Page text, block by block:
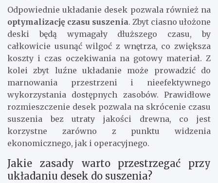
Odpowiednie układanie desek pozwala również na
optymalizację czasu suszenia. Zbyt ciasno ułożone
deski będą wymagały dłuższego czasu, by
całkowicie usunąć wilgoć z wnętrza, co zwiększa
koszty i czas oczekiwania na gotowy materiał. Z
kolei zbyt luźne układanie może prowadzić do
marnowania przestrzeni i nieefektywnego
wykorzystania dostępnych zasobów. Prawidłowe
rozmieszczenie desek pozwala na skrócenie czasu
suszenia bez utraty jakości drewna, co jest
korzystne zarówno z punktu widzenia
ekonomicznego, jak i operacyjnego.
Jakie zasady warto przestrzegać przy
układaniu desek do suszenia?